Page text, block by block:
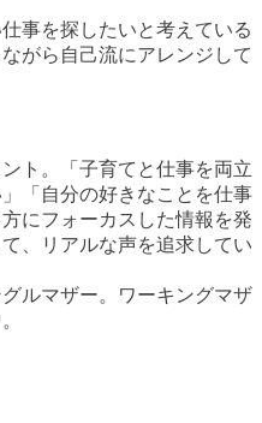
事を探したいと考えている
がら自己流にアレンジして
ト。「子育てと仕事を両立
「自分の好きなことを仕事
にフォーカスした情報を発
、リアルな声を追求してい
ルマザー。ワーキングマザ